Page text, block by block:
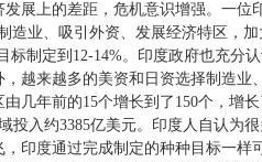
上的差距，危机意识增强。一位
造业、吸引外资、发展经济特区，
制定到12-14%。印度政府也充分
越来越多的美资和日资选择制造业
几年前的15个增长到了150个，增
入约3385亿美元。印度人自认为很
印度通过完成制定的种种目标一样